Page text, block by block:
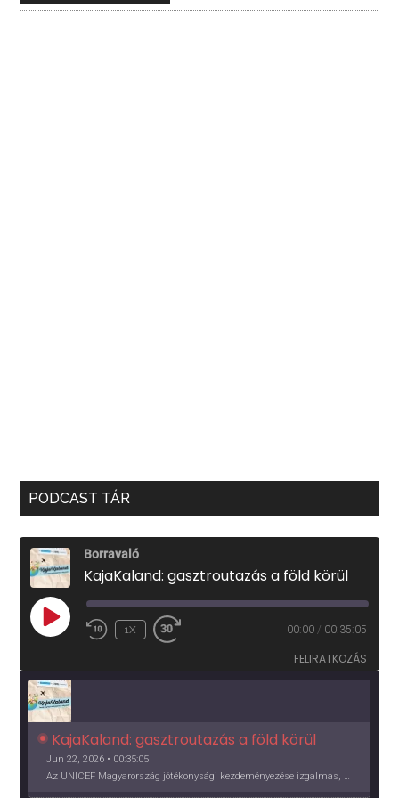
PODCAST TÁR
Borravaló
KajaKaland: gasztroutazás a föld körül
PLAY
EPISODE
1X 00:00 / 00:35:05
FELIRATKOZÁS
KajaKaland: gasztroutazás a föld körül
Jun 22, 2026 • 00:35:05
Az UNICEF Magyarország jótékonysági kezdeményezése izgalmas, egész éves világkörüli ízutazásra hív, igazi családi program és gasztroedukáció, illetve segítség a rászorulóknak is egyben.